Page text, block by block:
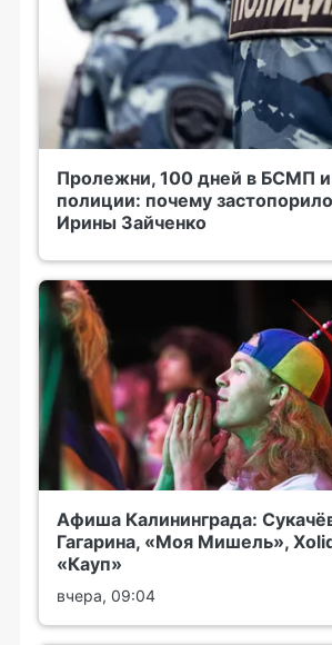
Пролежни, 100 дней в БСМП и
полиции: почему
Ирины Зайченко
Афиша Калининграда:
Гагарина, «Моя Мишель»,
«Кауп»
вчера, 09:04